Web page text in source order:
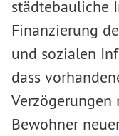
städtebauliche
Finanzierung
und sozialen
dass
Bewohner